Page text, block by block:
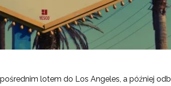
lotem do Los Angeles, a później